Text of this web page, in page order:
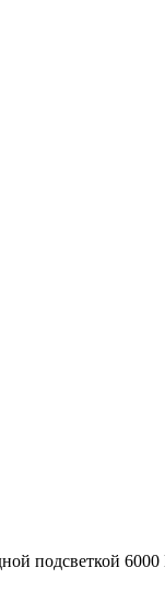
подсветкой